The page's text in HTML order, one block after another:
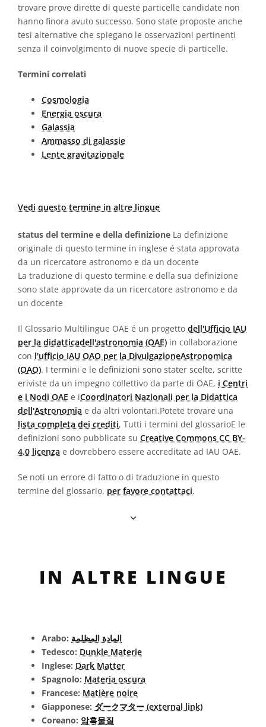
trovare prove dirette di queste particelle candidate non
hanno finora avuto successo. Sono state proposte anche
tesi alternative che spiegano le osservazioni pertinenti
senza il coinvolgimento di nuove specie di particelle.
Termini correlati
Cosmologia
Energia oscura
Galassia
Ammasso di galassie
Lente gravitazionale
Vedi questo termine in altre lingue
status del termine e della definizione La definizione
originale di questo termine in inglese é stata approvata
da un ricercatore astronomo e da un docente
La traduzione di questo termine e della sua definizione
sono state approvate da un ricercatore astronomo e da
un docente
Il Glossario Multilingue OAE é un progetto dell'Ufficio IAU
per la didatticadell'astronomia (OAE) in collaborazione
con l'ufficio IAU OAO per la DivulgazioneAstronomica
(OAO). I termini e le definizioni sono stater scelte, scritte
eriviste da un impegno collettivo da parte di OAE, i Centri
e i Nodi OAE e iCoordinatori Nazionali per la Didattica
dell'Astronomia e da altri volontari.Potete trovare una
lista completa dei crediti, Tutti i termini del glossarioE le
definizioni sono pubblicate su Creative Commons CC BY-
4.0 licenza e dovrebbero essere accreditate ad IAU OAE.
Se noti un errore di fatto o di traduzione in questo
termine del glossario, per favore contattaci.
IN ALTRE LINGUE
Arabo: المادة المظلمة
Tedesco: Dunkle Materie
Inglese: Dark Matter
Spagnolo: Materia oscura
Francese: Matière noire
Giapponese: ダークマター (external link)
Coreano: 암흑물질